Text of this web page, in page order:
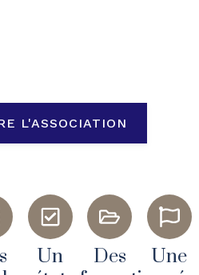
L'ASSOCIATION
Un
Des
Une